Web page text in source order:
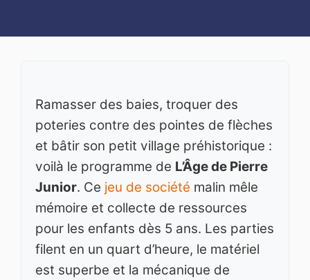
Ramasser des baies, troquer des
poteries contre des pointes de flèches
et bâtir son petit village préhistorique :
voilà le programme de L’Âge de Pierre
Junior. Ce jeu de société malin mêle
mémoire et collecte de ressources
pour les enfants dès 5 ans. Les parties
filent en un quart d’heure, le matériel
est superbe et la mécanique de